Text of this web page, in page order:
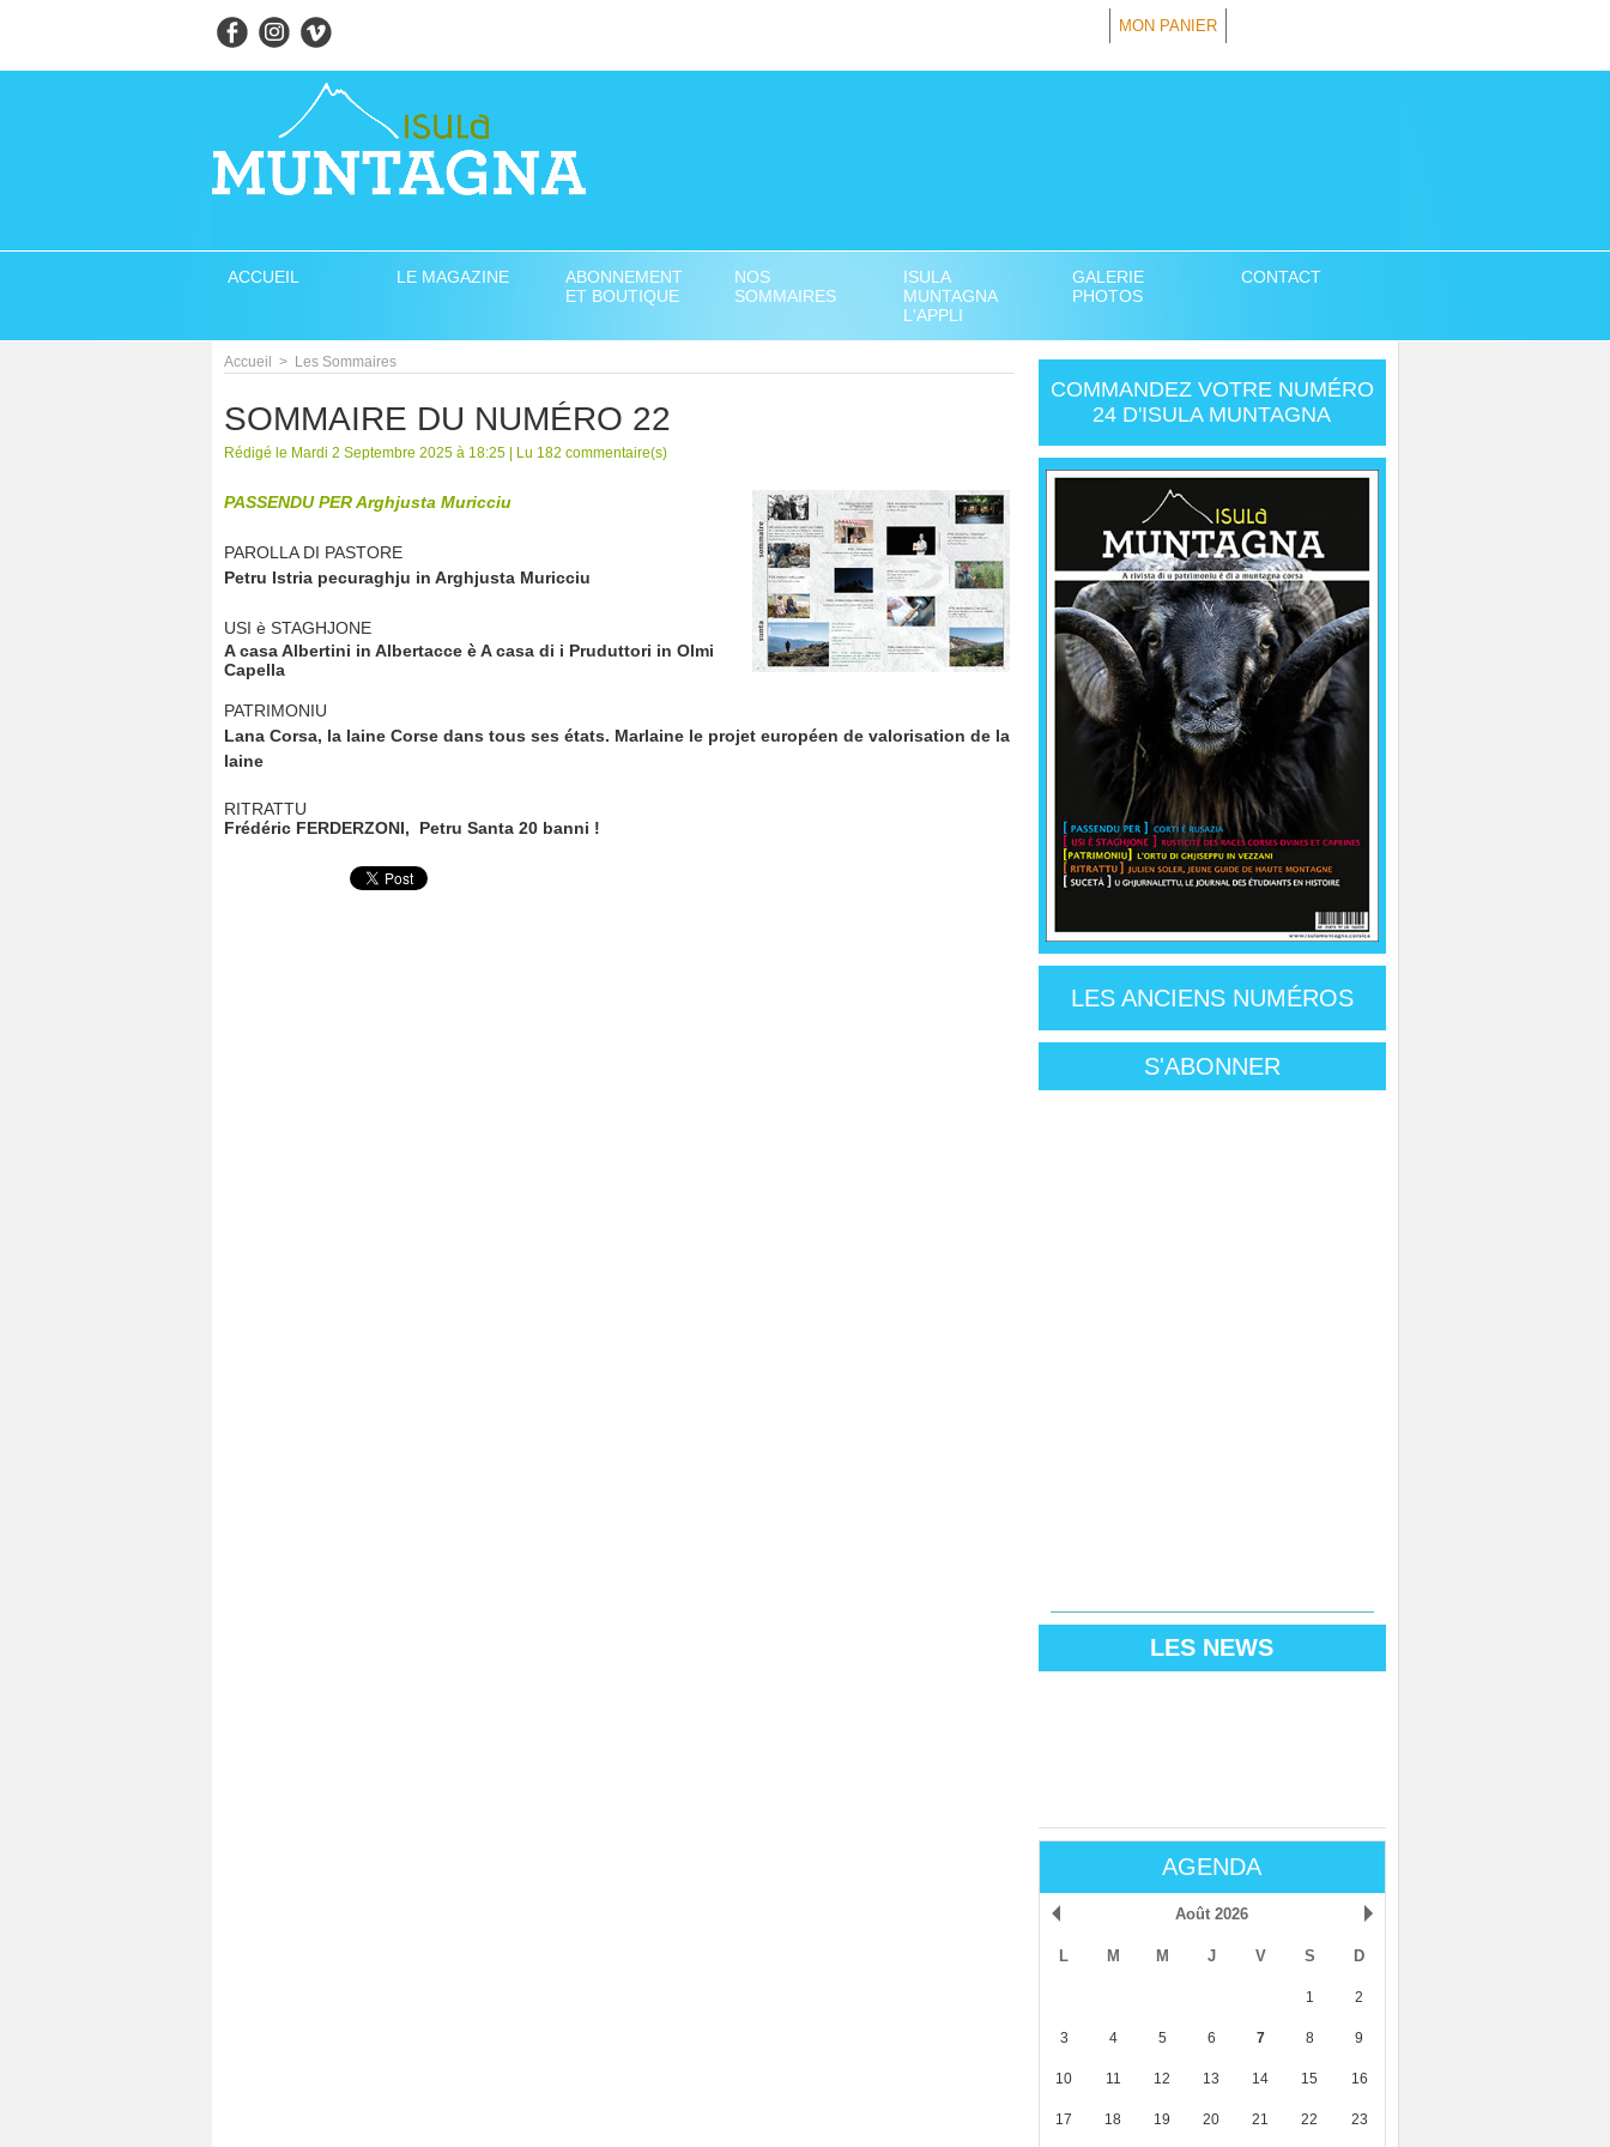
MON PANIER
ACCUEIL LE MAGAZINE
ABONNEMENT
ET BOUTIQUE
NOS
SOMMAIRES
ISULA
MUNTAGNA
L'APPLI
GALERIE
PHOTOS
CONTACT
Accueil > Les Sommaires
SOMMAIRE DU NUMÉRO 22
Rédigé le Mardi 2 Septembre 2025 à 18:25 | Lu 182 commentaire(s)
PASSENDU PER Arghjusta Muricciu
PAROLLA DI PASTORE
Petru Istria pecuraghju in Arghjusta Muricciu
USI è STAGHJONE
A casa Albertini in Albertacce è A casa di i Pruduttori in Olmi
Capella
PATRIMONIU
Lana Corsa, la laine Corse dans tous ses états. Marlaine le projet européen de valorisation de la
laine
RITRATTU
Frédéric FERDERZONI, Petru Santa 20 banni !
COMMANDEZ VOTRE NUMÉRO
24 D'ISULA MUNTAGNA
LES ANCIENS NUMÉROS
S'ABONNER
LES NEWS
AGENDA
Août 2026
L M M J V S D
1 2
3 4 5 6 7 8 9
10 11 12 13 14 15 16
17 18 19 20 21 22 23